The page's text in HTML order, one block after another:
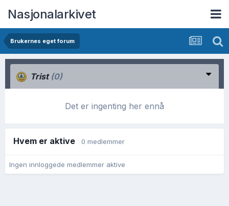
Nasjonalarkivet
Brukernes eget forum
Trist (0)
Det er ingenting her ennå
Hvem er aktive 0 medlemmer
Ingen innloggede medlemmer aktive